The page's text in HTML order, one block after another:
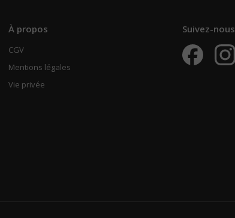
À propos
CGV
Mentions légales
Vie privée
Suivez-nous